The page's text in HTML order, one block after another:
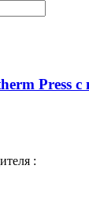
Press с
: